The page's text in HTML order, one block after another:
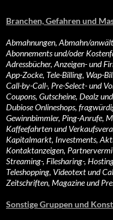
Branchen, Gefahren und
Abmahnungen, Abmahn/
Abonnements und/oder
Adressbücher, Anzeigen- und
App-Zocke, Tele-Billing, Wap-
Call-by-Call-, Pre-Select- und
Coupons, Gutscheine, Dealz
Dubiose Onlineshops,
Gewinnbimmler, Ping-Anrufe,
Kaffeefahrten und
Kapitalmarkt, Investments,
Kontaktanzeigen,
Streaming-, Filesharing-,
Teleshopping, Videotext und
Zeitschriften, Magazine und
Sonstige Gruppen und